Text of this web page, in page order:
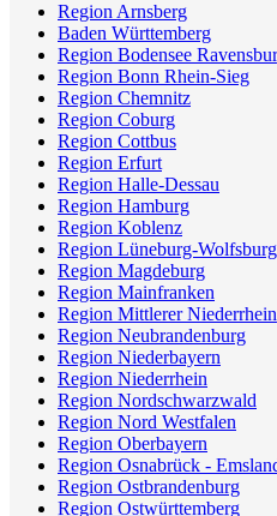
Region Arnsberg
Baden Württemberg
Region Bodensee
Region Bonn Rhein-Sieg
Region Chemnitz
Region Coburg
Region Cottbus
Region Erfurt
Region Halle-Dessau
Region Hamburg
Region Koblenz
Region Lüneburg-Wolfsburg
Region Magdeburg
Region Mainfranken
Region Mittlerer Niederrhein
Region Neubrandenburg
Region Niederbayern
Region Niederrhein
Region Nordschwarzwald
Region Nord Westfalen
Region Oberbayern
Region Osnabrück -
Region Ostbrandenburg
Region Ostwürttemberg